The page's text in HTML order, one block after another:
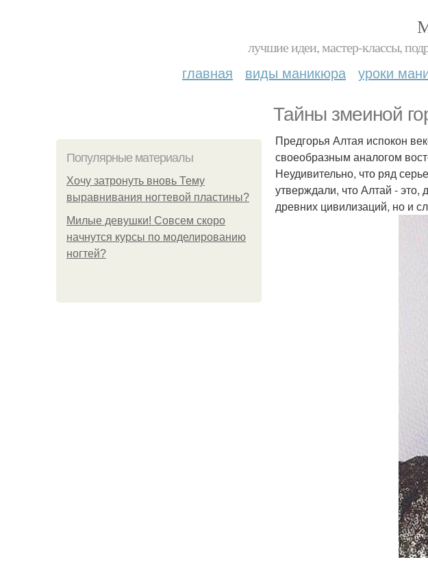
лучшие идеи, мастер-классы,
главная виды маникюра уроки
Тайны змеиной
Популярные материалы
Хочу затронуть вновь Тему
выравнивания ногтевой пластины?
Милые девушки! Совсем скоро
начнутся курсы по моделированию
ногтей?
Предгорья Алтая испокон
своеобразным аналогом
Неудивительно, что ряд
утверждали, что Алтай - это,
древних цивилизаций, но и